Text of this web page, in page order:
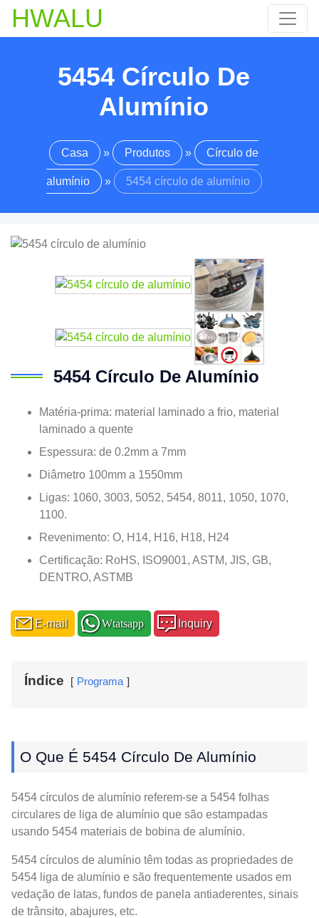
HWALU
5454 Círculo De
Alumínio
Casa » Produtos » Círculo de
alumínio » 5454 círculo de alumínio
5454 Círculo De Alumínio
Matéria-prima: material laminado a frio, material
laminado a quente
Espessura: de 0.2mm a 7mm
Diâmetro 100mm a 1550mm
Ligas: 1060, 3003, 5052, 5454, 8011, 1050, 1070,
1100.
Revenimento: O, H14, H16, H18, H24
Certificação: RoHS, ISO9001, ASTM, JIS, GB,
DENTRO, ASTMB
E-mail Wtatsapp Inquiry
Índice Programa
O Que É 5454 Círculo De Alumínio
5454 círculos de alumínio referem-se a 5454 folhas
circulares de liga de alumínio que são estampadas
usando 5454 materiais de bobina de alumínio.
5454 círculos de alumínio têm todas as propriedades de
5454 liga de alumínio e são frequentemente usados ​​em
vedação de latas, fundos de panela antiaderentes, sinais
de trânsito, abajures, etc.